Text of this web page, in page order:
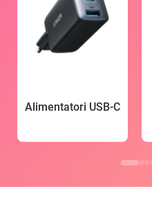
Alimentatori USB-C